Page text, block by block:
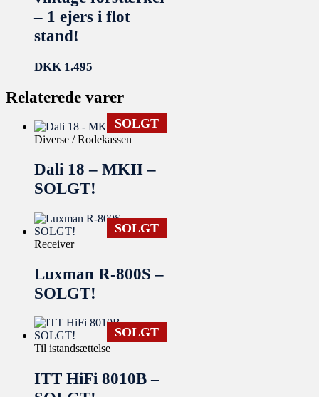
– 1 ejers i flot
stand!
DKK 1.495
Relaterede varer
SOLGT
Diverse / Rodekassen
Dali 18 – MKII –
SOLGT!
SOLGT
Receiver
Luxman R-800S –
SOLGT!
SOLGT
Til istandsættelse
ITT HiFi 8010B –